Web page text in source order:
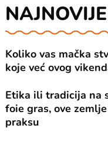
NAJNOVIJE
Koliko vas mačka
koje već ovog
Etika ili tradicija na
foie gras, ove
praksu